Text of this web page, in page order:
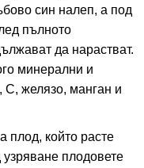
син налеп, а под
пълното
да нарастват.
минерални и
желязо, манган и
плод, който расте
узряване плодовете